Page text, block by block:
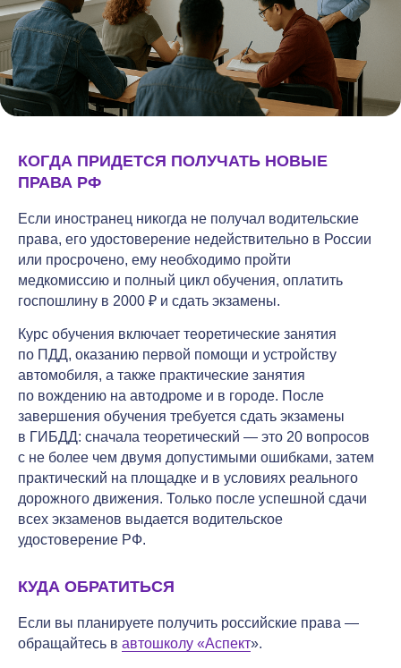
КОГДА ПРИДЕТСЯ ПОЛУЧАТЬ НОВЫЕ
ПРАВА РФ
Если иностранец никогда не получал водительские
права, его удостоверение недействительно в России
или просрочено, ему необходимо пройти
медкомиссию и полный цикл обучения, оплатить
госпошлину в 2000 ₽ и сдать экзамены.
Курс обучения включает теоретические занятия
по ПДД, оказанию первой помощи и устройству
автомобиля, а также практические занятия
по вождению на автодроме и в городе. После
завершения обучения требуется сдать экзамены
в ГИБДД: сначала теоретический — это 20 вопросов
с не более чем двумя допустимыми ошибками, затем
практический на площадке и в условиях реального
дорожного движения. Только после успешной сдачи
всех экзаменов выдается водительское
удостоверение РФ.
КУДА ОБРАТИТЬСЯ
Если вы планируете получить российские права —
обращайтесь в автошколу «Аспект».